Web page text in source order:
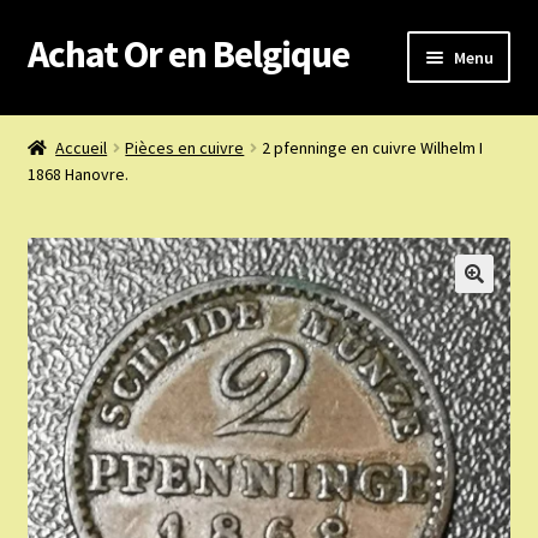
Aller
à
navigation
Aller
au
Achat Or en Belgique Menu
Achat or en Belgique
Boutique or et argent
Confidentialité
Heures d’ouverture
Nous achetons
Nous contacter
Accueil Pièces en cuivre
2 pfenninge en cuivre Wilhelm I
1868 Hanovre.